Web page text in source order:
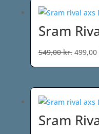
449,00
Sram
549,00kr. Den
549,00
499,00
Sram